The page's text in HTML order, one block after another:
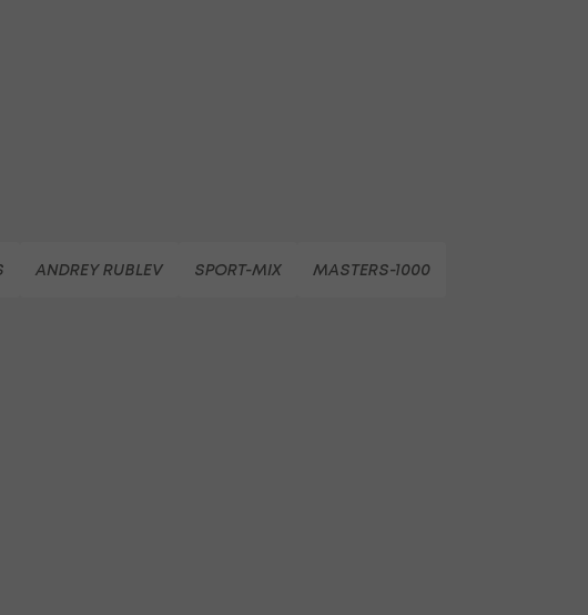
ANDREY RUBLEV SPORT-MIX MASTERS-1000